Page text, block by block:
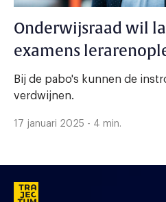
Onderwijsraad wil
examens
Bij de pabo's kunnen de
verdwijnen.
17 januari 2025 - 4 min.